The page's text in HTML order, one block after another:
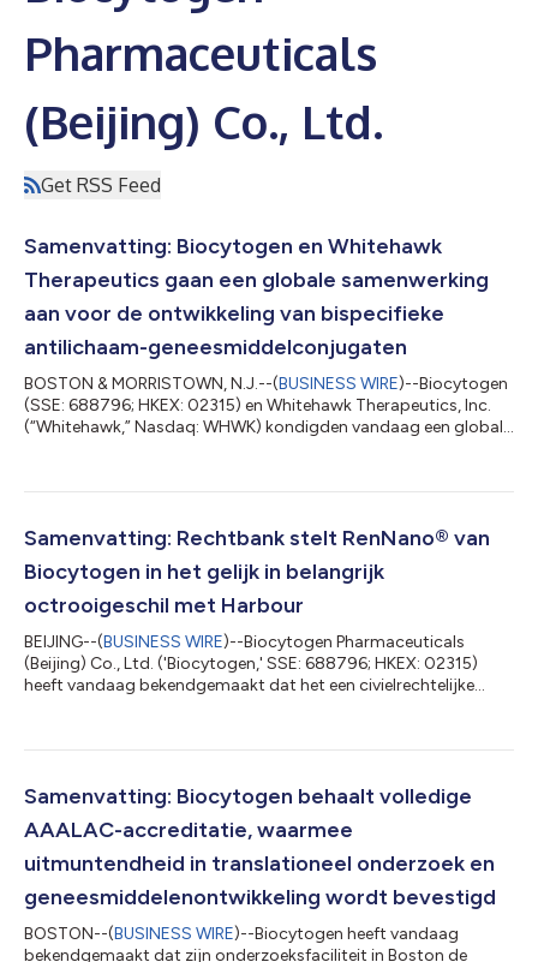
Pharmaceuticals
(Beijing) Co., Ltd.
Get RSS Feed
Samenvatting: Biocytogen en Whitehawk
Therapeutics gaan een globale samenwerking
aan voor de ontwikkeling van bispecifieke
antilichaam-geneesmiddelconjugaten
BOSTON & MORRISTOWN, N.J.--(BUSINESS WIRE)--Biocytogen
(SSE: 688796; HKEX: 02315) en Whitehawk Therapeutics, Inc.
(“Whitehawk,” Nasdaq: WHWK) kondigden vandaag een globale
zal toegang verlenen tot maximaal vijf bispecifieke antilichamen
evalueren in combinatie met zijn ADC linker-payload
platformtechnologieën. Daarna heeft Whitehawk de op...
Samenvatting: Rechtbank stelt RenNano® van
Biocytogen in het gelijk in belangrijk
octrooigeschil met Harbour
BEIJING--(BUSINESS WIRE)--Biocytogen Pharmaceuticals
(Beijing) Co., Ltd. ('Biocytogen,' SSE: 688796; HKEX: 02315)
heeft vandaag bekendgemaakt dat het een civielrechtelijke
oordeelde dat Biocytogen geen inbreuk heeft gemaakt op de
('Harbour') zich beriep, en veroordeelde de eiser tot het dragen
van de proceskosten. Deze uit...
Samenvatting: Biocytogen behaalt volledige
AAALAC-accreditatie, waarmee
uitmuntendheid in translationeel onderzoek en
geneesmiddelenontwikkeling wordt bevestigd
BOSTON--(BUSINESS WIRE)--Biocytogen heeft vandaag
bekendgemaakt dat zijn onderzoeksfaciliteit in Boston de